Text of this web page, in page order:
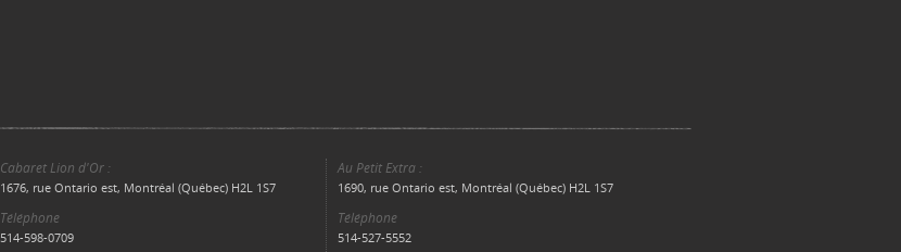
Cabaret Lion d'Or :
1676, rue Ontario est, Montréal (Québec) H2L 1S7
Téléphone
514-598-0709
Au Petit Extra :
1690, rue Ontario est, Montréal (Québec) H2L 1S7
Téléphone
514-527-5552